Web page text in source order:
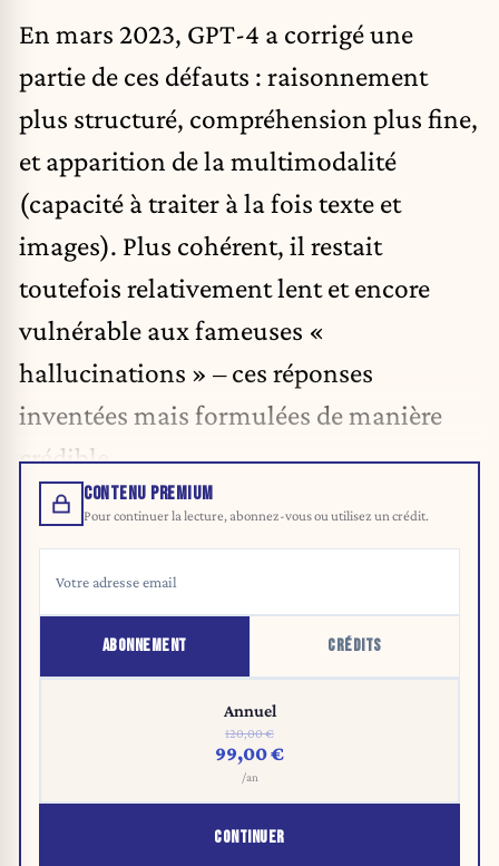
En mars 2023, GPT-4 a corrigé une
partie de ces défauts : raisonnement
plus structuré, compréhension plus fine,
et apparition de la multimodalité
(capacité à traiter à la fois texte et
images). Plus cohérent, il restait
toutefois relativement lent et encore
vulnérable aux fameuses «
hallucinations » – ces réponses
inventées mais formulées de manière
crédible.
CONTENU PREMIUM
Pour continuer la lecture, abonnez-vous ou utilisez un crédit.
ABONNEMENT CRÉDITS
Annuel
120,00 €
99,00 €
/an
CONTINUER